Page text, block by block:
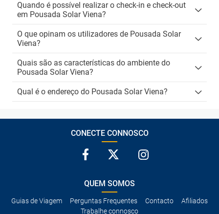
Quando é possível realizar o check-in e check-out
em Pousada Solar Viena?
O que opinam os utilizadores de Pousada Solar
Viena?
Quais são as características do ambiente do
Pousada Solar Viena?
Qual é o endereço do Pousada Solar Viena?
CONECTE CONNOSCO
QUEM SOMOS
Guias de Viagem Perguntas Frequentes Contacto
Afiliados
Trabalhe connosco